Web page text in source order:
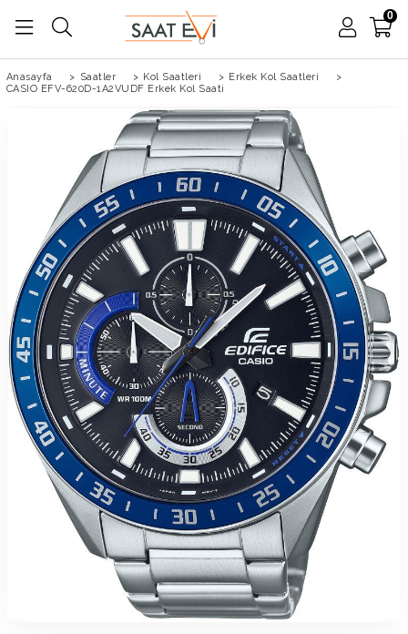
0
Anasayfa > Saatler > Kol Saatleri > Erkek Kol Saatleri
>
CASIO EFV-620D-1A2VUDF Erkek Kol Saati